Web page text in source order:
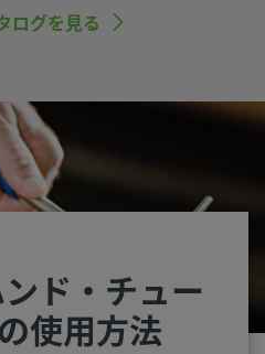
ログを見る
ド・チュー
使用方法